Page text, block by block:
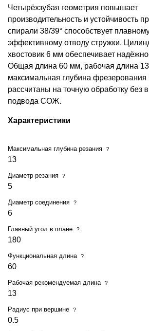
Четырёхзубая геометрия повышает
производительность и устойчивость
спирали 38/39° способствует
эффективному отводу стружки.
хвостовик 6 мм обеспечивает
Общая длина 60 мм, рабочая длина
максимальная глубина
рассчитаны на точную обработку без
подвода СОЖ.
Характеристики
Максимальная глубина резания ?
13
Диаметр резания ?
5
Диаметр соединения ?
6
Главный угол в плане ?
180
Функциональная длина ?
60
Рабочая рекомендуемая длина ?
13
Радиус при вершине ?
0.5